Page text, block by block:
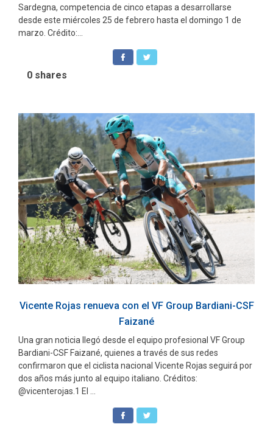
Sardegna, competencia de cinco etapas a desarrollarse
desde este miércoles 25 de febrero hasta el domingo 1 de
marzo. Crédito:...
0 shares
Vicente Rojas renueva con el VF Group Bardiani-CSF
Faizané
Una gran noticia llegó desde el equipo profesional VF Group
Bardiani-CSF Faizané, quienes a través de sus redes
confirmaron que el ciclista nacional Vicente Rojas seguirá por
dos años más junto al equipo italiano. Créditos:
@vicenterojas.1 El ...